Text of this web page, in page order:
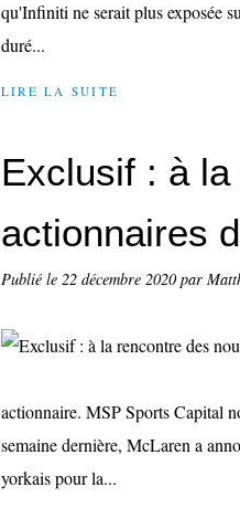
qu'Infiniti ne serait plus exposée
duré...
LIRE LA SUITE
Exclusif : à
actionnaires
Publié le 22 décembre 2020par
actionnaire. MSP Sports Capital
semaine dernière, McLaren a
yorkais pour la...